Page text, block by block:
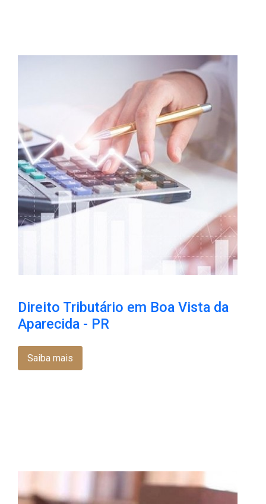
Direito Tributário em Boa Vista da
Aparecida - PR
Saiba mais